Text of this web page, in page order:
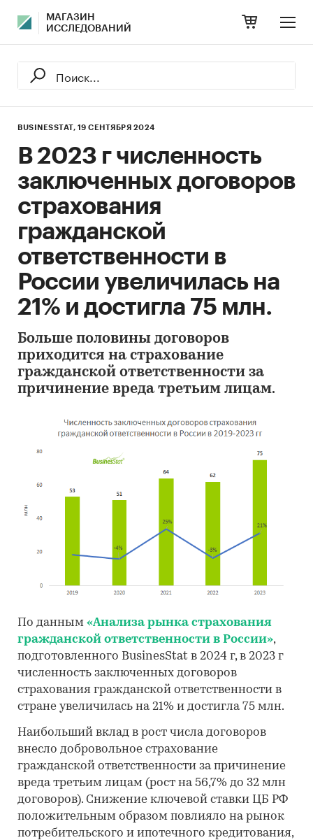
МАГАЗИН
ИССЛЕДОВАНИЙ
BUSINESSTAT, 19 СЕНТЯБРЯ 2024
В 2023 г численность
заключенных договоров
страхования
гражданской
ответственности в
России увеличилась на
21% и достигла 75 млн.
Больше половины договоров
приходится на страхование
гражданской ответственности за
причинение вреда третьим лицам.
По данным «Анализа рынка страхования
гражданской ответственности в России»,
подготовленного BusinesStat в 2024 г, в 2023 г
численность заключенных договоров
страхования гражданской ответственности в
стране увеличилась на 21% и достигла 75 млн.
Наибольший вклад в рост числа договоров
внесло добровольное страхование
гражданской ответственности за причинение
вреда третьим лицам (рост на 56,7% до 32 млн
договоров). Снижение ключевой ставки ЦБ РФ
положительным образом повлияло на рынок
потребительского и ипотечного кредитования,